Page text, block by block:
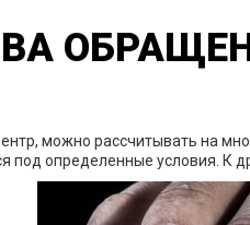
можно рассчитывать на
под определенные условия.